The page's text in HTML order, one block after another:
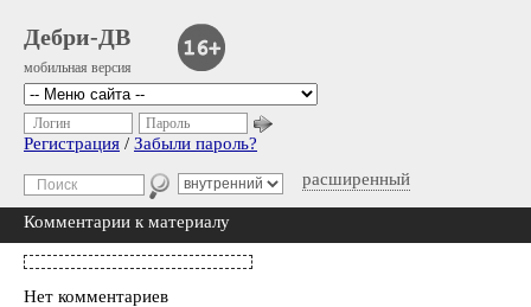
Дебри-ДВ
мобильная версия
расширенный
Логин Пароль
Регистрация / Забыли пароль?
Комментарии к материалу
Нет комментариев